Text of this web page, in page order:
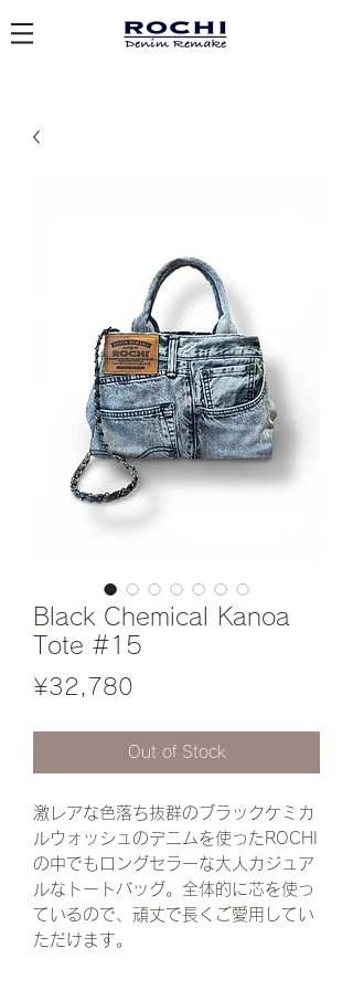
Black Chemical Kanoa
Tote #15
¥32,780
Out of Stock
激レアな色落ち抜群のブラックケミカ
ルウォッシュのデニムを使ったROCHI
の中でもロングセラーな大人カジュア
ルなトートバッグ。全体的に芯を使っ
ているので、頑丈で長くご愛用してい
ただけます。